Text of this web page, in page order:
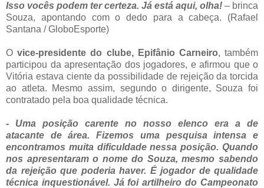
Isso vocês podem ter certeza. Já está aqui, olha! – brinca
Souza, apontando com o dedo para a cabeça. (Rafael
Santana / GloboEsporte)
Ovice-presidente do clube, Epifânio Carneiro, também
participou da apresentação dos jogadores, e afirmou que o
Vitória estava ciente da possibilidade de rejeição da torcida
ao atleta. Mesmo assim, segundo o dirigente, Souza foi
contratado pela boa qualidade técnica.
- Uma posição carente no nosso elenco era a de
atacante de área. Fizemos uma pesquisa intensa e
encontramos muita dificuldade nessa posição. Quando
nos apresentaram o nome do Souza, mesmo sabendo
da rejeição que poderia haver. É jogador de qualidade
técnica inquestionável. Já foi artilheiro do Campeonato